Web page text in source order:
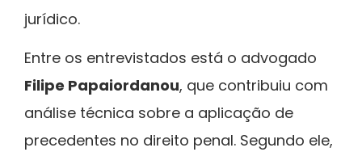
jurídico.
Entre os entrevistados está o advogado
Filipe Papaiordanou, que contribuiu com
análise técnica sobre a aplicação de
precedentes no direito penal. Segundo ele,